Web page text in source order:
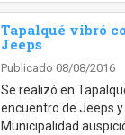
Tapalqué vibró
Jeeps
Publicado 08/08/2016
Se realizó en
encuentro de Jeeps
Municipalidad